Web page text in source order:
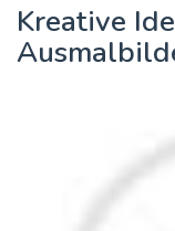
Kreative